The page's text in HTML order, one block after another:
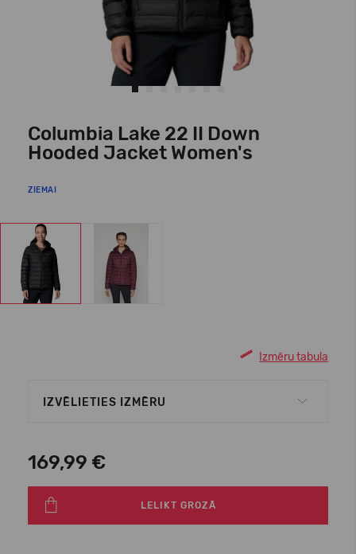
Columbia Lake 22 II Down
Hooded Jacket Women's
ZIEMAI
Izmēru tabula
IZVĒLIETIES IZMĒRU
169,99 €
LELIKT GROZĀ